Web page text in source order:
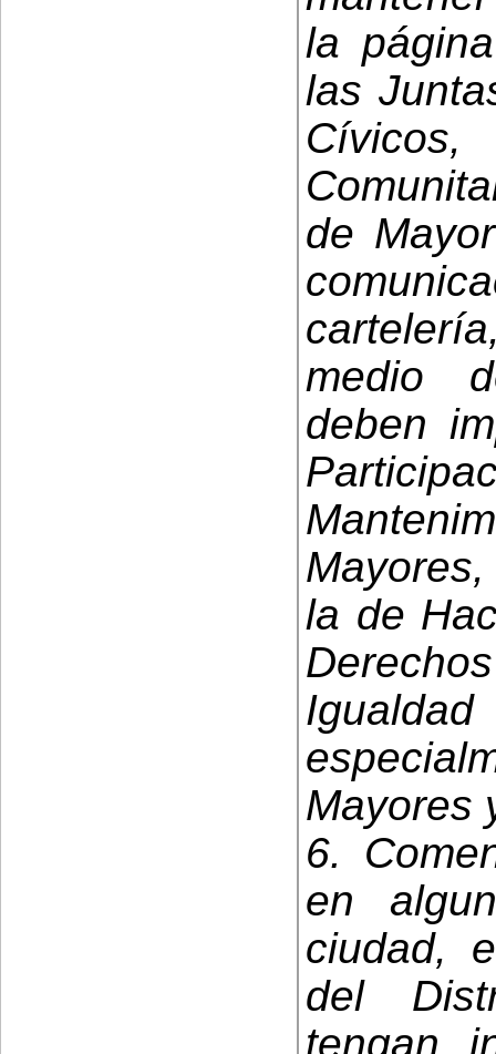
la
las
Cívicos,
de
medio
deben
la de
Mayores
6.
en
ciudad,
del
tengan